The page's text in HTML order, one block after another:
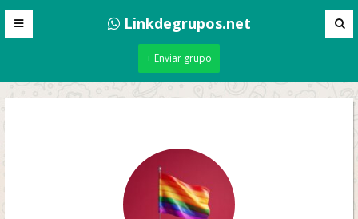
Linkdegrupos.net
+ Enviar grupo